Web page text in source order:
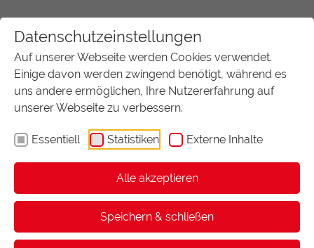
Datenschutzeinstellungen
Auf unserer Webseite werden Cookies verwendet.
Einige davon werden zwingend benötigt, während es
uns andere ermöglichen, Ihre Nutzererfahrung auf
unserer Webseite zu verbessern.
Essentiell Statistiken Externe Inhalte
Alle akzeptieren
Speichern & schließen
EINSATZBEREICHE AKTUELL:
RECHTSANWÄLTE & NOTARE